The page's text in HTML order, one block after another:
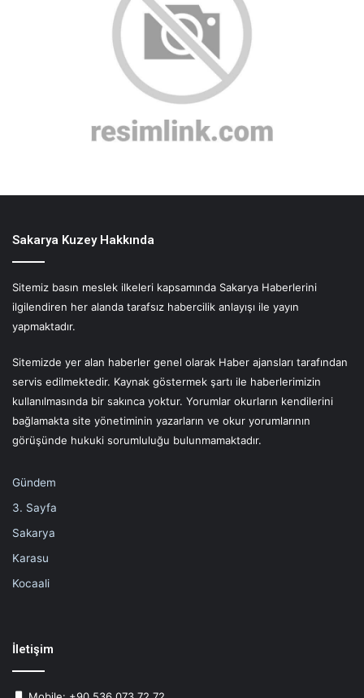
Sakarya Kuzey Hakkında
Sitemiz basın meslek ilkeleri kapsamında Sakarya Haberlerini
ilgilendiren her alanda tarafsız habercilik anlayışı ile yayın
yapmaktadır.
Sitemizde yer alan haberler genel olarak Haber ajansları tarafından
servis edilmektedir. Kaynak göstermek şartı ile haberlerimizin
kullanılmasında bir sakınca yoktur. Yorumlar okurların kendilerini
bağlamakta site yönetiminin yazarların ve okur yorumlarının
görüşünde hukuki sorumluluğu bulunmamaktadır.
Gündem
3. Sayfa
Sakarya
Karasu
Kocaali
İletişim